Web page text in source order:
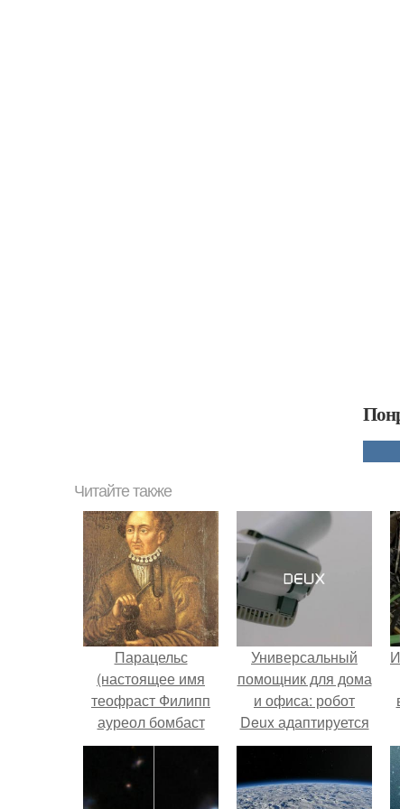
Читайте также
Парацельс
(настоящее имя
теофраст Филипп
ауреол бомбаст
фон гогенгейм)
(1493 - 1541).
Универсальный
помощник для дома
и офиса: робот
Deux адаптируется
к разным задачам.